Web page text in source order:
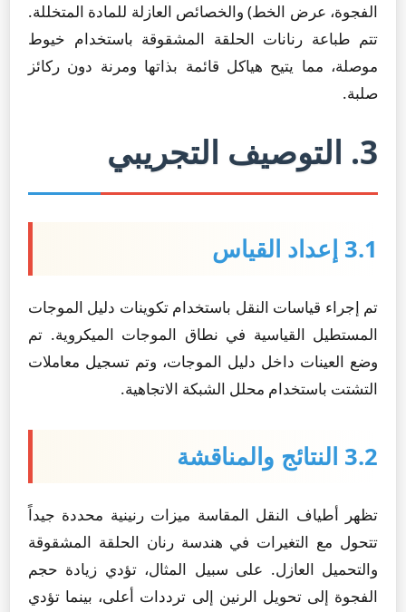
الفجوة، عرض الخط) والخصائص العازلة للمادة المتخللة.
تتم طباعة رنانات الحلقة المشقوقة باستخدام خيوط
موصلة، مما يتيح هياكل قائمة بذاتها ومرنة دون ركائز
صلبة.
3. التوصيف التجريبي
3.1 إعداد القياس
تم إجراء قياسات النقل باستخدام تكوينات دليل الموجات
المستطيل القياسية في نطاق الموجات الميكروية. تم
وضع العينات داخل دليل الموجات، وتم تسجيل معاملات
التشتت باستخدام محلل الشبكة الاتجاهية.
3.2 النتائج والمناقشة
تظهر أطياف النقل المقاسة ميزات رنينية محددة جيداً
تتحول مع التغيرات في هندسة رنان الحلقة المشقوقة
والتحميل العازل. على سبيل المثال، تؤدي زيادة حجم
الفجوة إلى تحويل الرنين إلى ترددات أعلى، بينما تؤدي